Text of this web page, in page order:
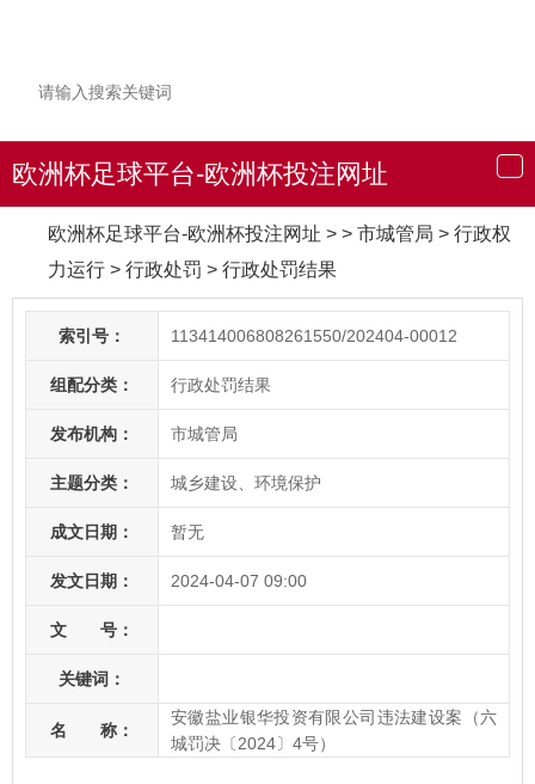
导
航
欧洲杯足球平台-欧洲杯投注网址
欧洲杯足球平台-欧洲杯投注网址 > > 市城管局 > 行政权
力运行 > 行政处罚 > 行政处罚结果
索引号： 113414006808261550/202404-00012
组配分类： 行政处罚结果
发布机构： 市城管局
主题分类： 城乡建设、环境保护
成文日期： 暂无
发文日期： 2024-04-07 09:00
文 号：
关键词：
名 称：
安徽盐业银华投资有限公司违法建设案（六
城罚决〔2024〕4号）